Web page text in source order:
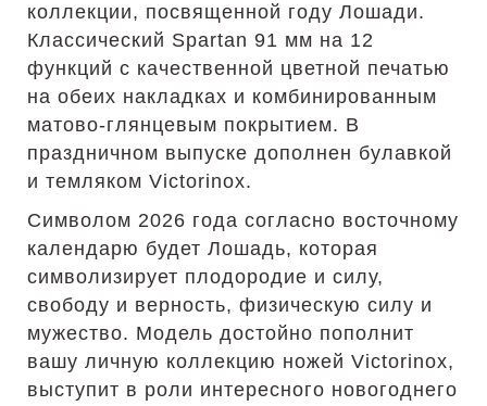
коллекции, посвященной году Лошади.
Классический Spartan 91 мм на 12
функций с качественной цветной печатью
на обеих накладках и комбинированным
матово-глянцевым покрытием. В
праздничном выпуске дополнен булавкой
и темляком Victorinox.
Символом 2026 года согласно восточному
календарю будет Лошадь, которая
символизирует плодородие и силу,
свободу и верность, физическую силу и
мужество. Модель достойно пополнит
вашу личную коллекцию ножей Victorinox,
выступит в роли интересного новогоднего